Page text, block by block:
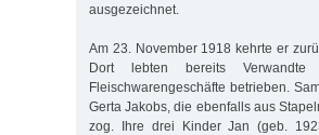
ausgezeichnet.
Am 23. November 1918 kehrte er
Dort lebten bereits
Fleischwarengeschäfte betrieben.
Gerta Jakobs, die ebenfalls aus
zog. Ihre drei Kinder Jan (geb.